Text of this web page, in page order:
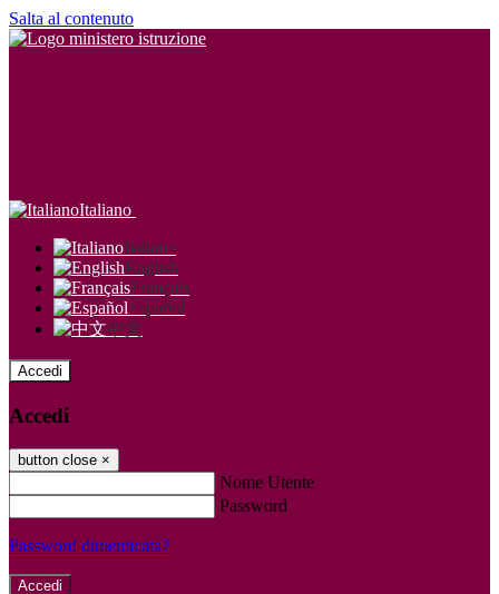
Salta al contenuto
Italiano
Italiano
English
Français
Español
中文
Accedi
Accedi
button close ×
Nome Utente
Password
Password dimenticata?